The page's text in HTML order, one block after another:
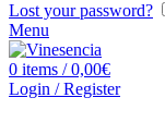
Lost your password?
Menu
0 items / 0,00€
Login / Register